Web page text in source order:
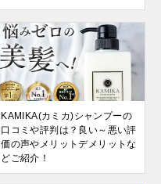
KAMIKA(カミカ)シャンプーの
口コミや評判は？良い～悪い評
価の声やメリットデメリットな
どご紹介！